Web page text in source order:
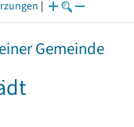
|
Gemeinde